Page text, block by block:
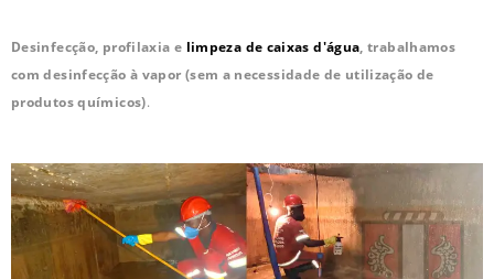
Desinfecção, profilaxia e limpeza de caixas d'água, trabalhamos
com desinfecção à vapor (sem a necessidade de utilização de
produtos químicos).